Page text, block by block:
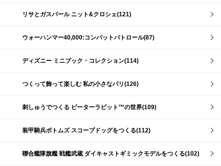
リサとガスパール ニット&クロシェ(121)
ウォーハンマー40,000:コンバットパトロール(87)
ディズニー ミニブック・コレクション(114)
つくって飾って楽しむ 私の小さなパリ(126)
刺しゅうでつくる ピーターラビット™の世界(109)
装甲騎兵ボトムズ スコープドッグをつくる(112)
聯合艦隊旗艦 戦艦武蔵 ダイキャストギミックモデルをつくる(102)